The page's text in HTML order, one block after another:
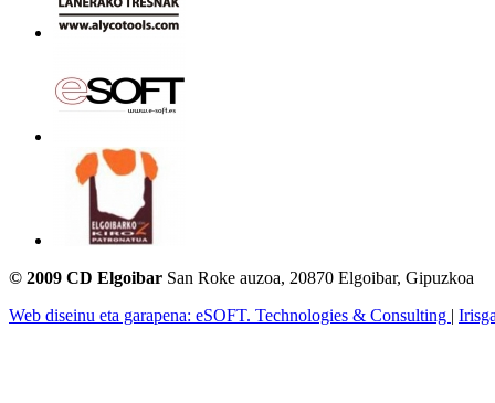
© 2009 CD Elgoibar San Roke auzoa, 20870 Elgoibar, Gipuzkoa
Web diseinu eta garapena: eSOFT. Technologies & Consulting |